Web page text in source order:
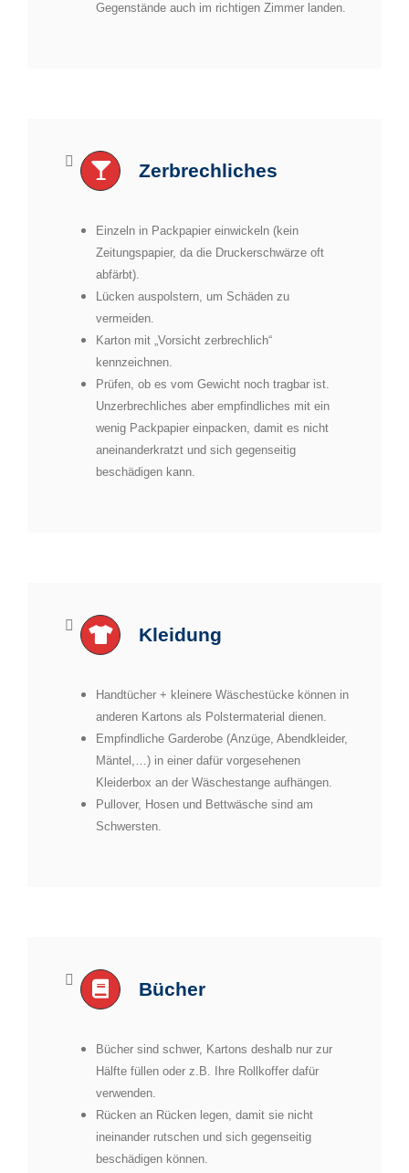
Gegenstände auch im richtigen Zimmer landen.
Zerbrechliches
Einzeln in Packpapier einwickeln (kein
Zeitungspapier, da die Druckerschwärze oft
abfärbt).
Lücken auspolstern, um Schäden zu
vermeiden.
Karton mit „Vorsicht zerbrechlich“
kennzeichnen.
Prüfen, ob es vom Gewicht noch tragbar ist.
Unzerbrechliches aber empfindliches mit ein
wenig Packpapier einpacken, damit es nicht
aneinanderkratzt und sich gegenseitig
beschädigen kann.
Kleidung
Handtücher + kleinere Wäschestücke können in
anderen Kartons als Polstermaterial dienen.
Empfindliche Garderobe (Anzüge, Abendkleider,
Mäntel,…) in einer dafür vorgesehenen
Kleiderbox an der Wäschestange aufhängen.
Pullover, Hosen und Bettwäsche sind am
Schwersten.
Bücher
Bücher sind schwer, Kartons deshalb nur zur
Hälfte füllen oder z.B. Ihre Rollkoffer dafür
verwenden.
Rücken an Rücken legen, damit sie nicht
ineinander rutschen und sich gegenseitig
beschädigen können.